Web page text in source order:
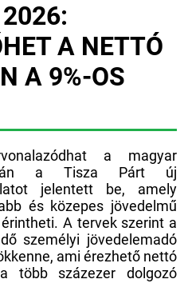
A NETTÓ
A 9%-OS
a magyar
a Tisza Párt új
jelentett be, amely
és közepes jövedelmű
A tervek szerint a
személyi jövedelemadó
ami érezhető nettó
több százezer dolgozó